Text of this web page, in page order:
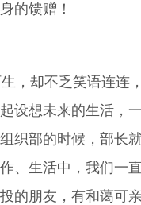
的馈赠！
却不乏笑语连连
设想未来的生活，
部的时候，部长
、生活中，我们一
朋友，有和蔼可